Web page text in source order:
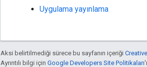
Uygulama yayınlama
Aksi belirtilmediği sürece bu sayfanın içeriği
Ayrıntılı bilgi için Google Developers Site Politikaları